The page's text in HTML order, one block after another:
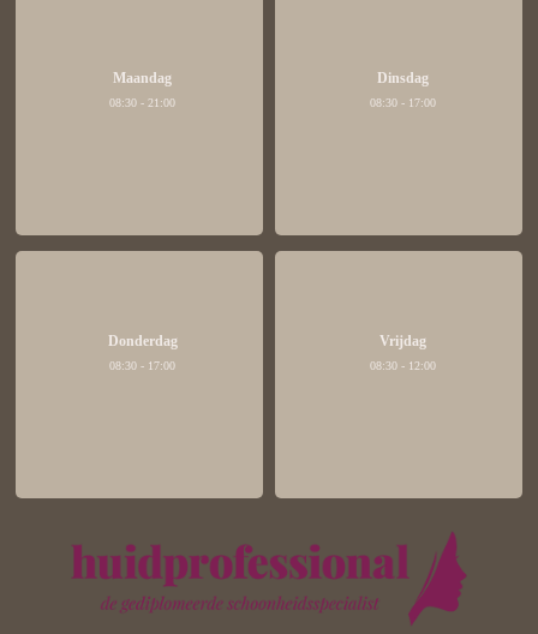
Maandag
08:30 - 21:00
Dinsdag
08:30 - 17:00
Donderdag
08:30 - 17:00
Vrijdag
08:30 - 12:00